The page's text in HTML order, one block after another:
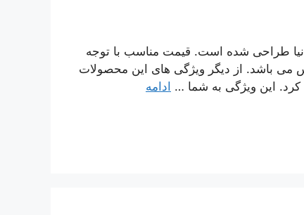
طراحی شده است. قیمت مناسب با توجه
می باشد. از دیگر ویژگی های این محصولات
کرد. این ویژگی به شما … ادامه